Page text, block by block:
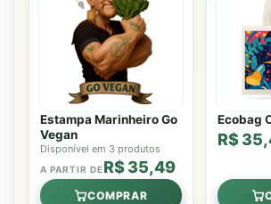
Estampa Marinheiro Go
Vegan
Disponível em 3 produtos
A PARTIR DER$ 35,49
COMPRAR
Ecobag
R$